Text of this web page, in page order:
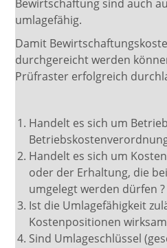
Bewirtschaftung sind auch
umlagefähig.
Damit
durchgereicht werden
Prüfraster erfolgreich
Handelt es sich um
Handelt es sich um
oder der Erhaltung, die
umgelegt werden dürfen ?
Ist die Umlagefähigkeit
Kostenpositionen
Sind Umlageschlüssel